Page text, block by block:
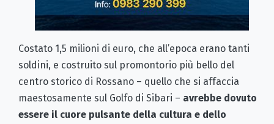
Costato 1,5 milioni di euro, che all’epoca erano tanti
soldini, e costruito sul promontorio più bello del
centro storico di Rossano – quello che si affaccia
maestosamente sul Golfo di Sibari – avrebbe dovuto
essere il cuore pulsante della cultura e dello